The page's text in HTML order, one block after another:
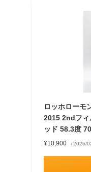
ロッホローモ
2015 2ndフィ
ッド 58.3度
¥10,900 （2026/